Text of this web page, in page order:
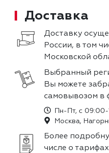
Доставка
Доставку
России, в том
Московской
Выбранный
Вы можете
самовывозом в
Пн-Пт, с
Москва,
Более
числе о